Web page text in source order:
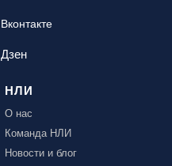
Вконтакте
Дзен
НЛИ
О нас
Команда НЛИ
Новости и блог